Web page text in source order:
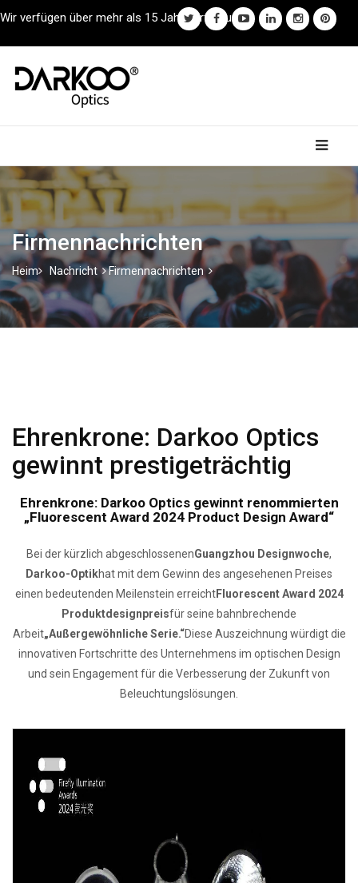
Wir verfügen über mehr als 15 Jahre Erfahrung.
Firmennachrichten
Heim Nachricht Firmennachrichten
Ehrenkrone: Darkoo Optics
gewinnt prestigeträchtig
Ehrenkrone: Darkoo Optics gewinnt renommierten
„Fluorescent Award 2024 Product Design Award“
Bei der kürzlich abgeschlossenenGuangzhou Designwoche,
Darkoo-Optikhat mit dem Gewinn des angesehenen Preises
einen bedeutenden Meilenstein erreichtFluorescent Award 2024
Produktdesignpreisfür seine bahnbrechende
Arbeit„Außergewöhnliche Serie.“Diese Auszeichnung würdigt die
innovativen Fortschritte des Unternehmens im optischen Design
und sein Engagement für die Verbesserung der Zukunft von
Beleuchtungslösungen.